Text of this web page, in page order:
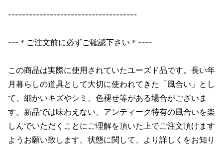
-------------------------------------
---＊ご注文前に必ずご確認下さい＊----
この商品は実際に使用されていたユーズド品です。長い年
月暮らしの道具として大切に使われてきた「風合い」とし
て、細かいキズやシミ、色褪せ等がある場合がございま
す。新品では味わえない、アンティーク特有の風合いを楽
しんでいただくことにご理解を頂いた上でご注文頂けます
ようお願い致します。状態に関して、より詳しくをお知り